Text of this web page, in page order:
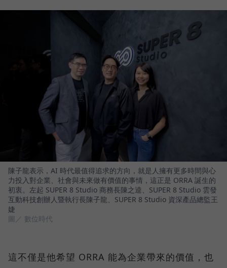
陳子龍表示，AI 時代最值得追求的方向，就是人擁有更多時間與心
力投入對企業、社會與未來做有價值的事情，這正是 ORRA 誕生的
初衷。左起 SUPER 8 Studio 商務長陳之逵、SUPER 8 Studio 雲發
互動科技創辦人暨執行長陳子龍、SUPER 8 Studio 資深產品總監王
婕
圖／ 數位時代
這不僅是他希望 ORRA 能為企業帶來的價值，也